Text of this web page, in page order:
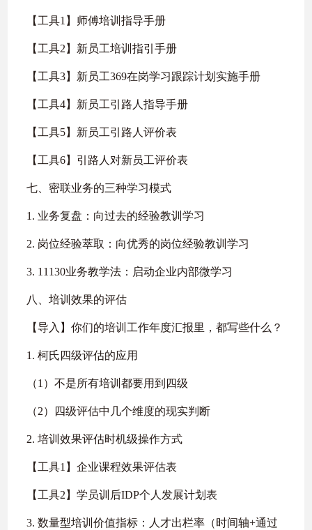
【工具1】师傅培训指导手册
【工具2】新员工培训指引手册
【工具3】新员工369在岗学习跟踪计划实施手册
【工具4】新员工引路人指导手册
【工具5】新员工引路人评价表
【工具6】引路人对新员工评价表
七、密联业务的三种学习模式
1. 业务复盘：向过去的经验教训学习
2. 岗位经验萃取：向优秀的岗位经验教训学习
3. 11130业务教学法：启动企业内部微学习
八、培训效果的评估
【导入】你们的培训工作年度汇报里，都写些什么？
1. 柯氏四级评估的应用
（1）不是所有培训都要用到四级
（2）四级评估中几个维度的现实判断
2. 培训效果评估时机级操作方式
【工具1】企业课程效果评估表
【工具2】学员训后IDP个人发展计划表
3. 数量型培训价值指标：人才出栏率（时间轴+通过